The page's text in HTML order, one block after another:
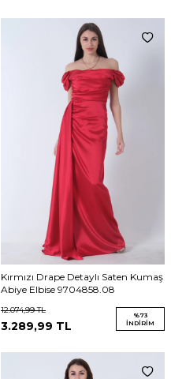
Kırmızı Drape Detaylı Saten Kumaş
Abiye Elbise 9704858.08
12.074,99TL
3.289,99 TL
%73
İNDIRIM